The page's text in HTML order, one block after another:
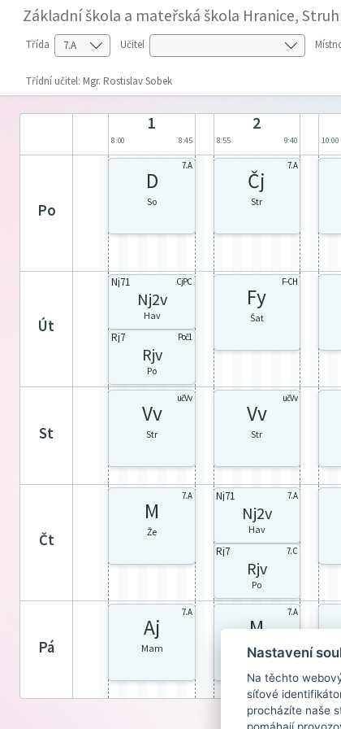
Základní škola a mateřská škola Hranice,
Třída Učitel
Třídní učitel: Mgr. Rostislav Sobek
1
8:00 8:45
2
8:55 9:40 10:00
po
7. A
D
So
7. A
Čj
Str
út
Nj71 CjPC
Nj2v
Hav
Rj7 Poč1
Rjv
Po
F-CH
Fy
Šat
st
učVv
Vv
Str
učVv
Vv
Str
čt
7. A
M
Že
Nj71 7. A
Nj2v
Hav
Rj7 7. C
Rjv
Po
pá
7. A
Aj
Mam
7. A
M
Že
Nastavení
Na těchto
síťové
procházíte naše